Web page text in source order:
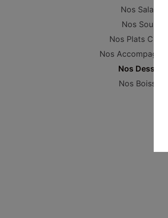
Nos Salades
Nos Soupes
Nos Plats
Nos
Nos Desserts
Nos Boissons